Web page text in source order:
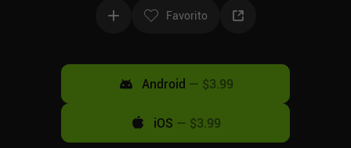
Favorito
Android — $3.99
iOS — $3.99